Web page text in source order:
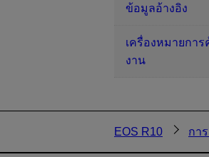
ข้อมูลอ้างอิง
เครื่องหมายกา
งาน
EOS R10 กา